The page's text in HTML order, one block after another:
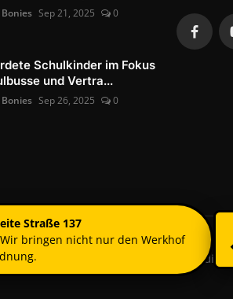
Sep 21, 2025 0
Schulkinder im Fokus
und Vertra...
Sep 26, 2025 0
Straße 137
bringen nicht nur den Werkhof